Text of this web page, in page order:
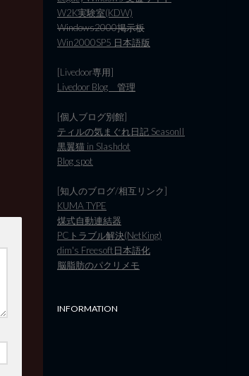
W2K実験室(KDW)
Windows2000掲示板
Win2000SP5 日本語版
[Livedoor専用]
Livedoor Blog 管理
[個人ブログ別館]
ティルの気まぐれ日記 SeasonII
黒翼猫 in Slashdot
Blog spot
[知人のブログ/相互リンク]
KUMA TYPE
煤式自動連結器
PCトラブル解決(NetKing)
dim's Freesoft日本語化
脳脂肪のパクリメモ
INFORMATION